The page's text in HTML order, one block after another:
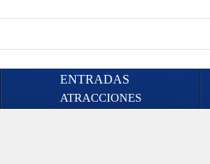
ENTRADAS
ATRACCIONES